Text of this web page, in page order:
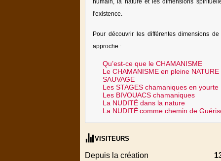
humain, la nature et les dimensions
l'existence.
Pour découvrir les différentes dimensions de
approche :
Qu’est-ce que le CHAMANISME
Le CHAMANISME en pleine NATURE
SAUVAGE
Les STAGES chamaniques en yourte
Les BIVOUACS chamaniques
La NUDITÉ dans la nature
La NUDITÉcomme chemin de
VISITEURS
Depuis la création